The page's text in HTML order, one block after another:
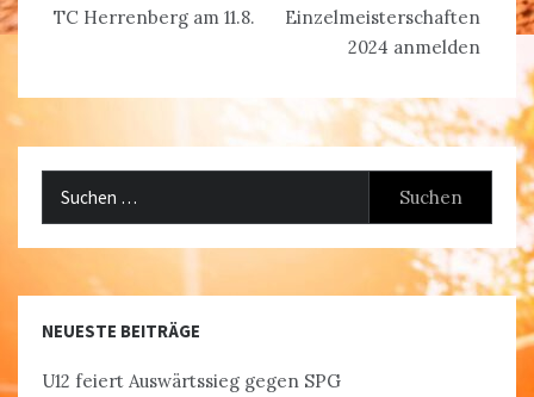
TC Herrenberg am 11.8.
Einzelmeisterschaften
2024 anmelden
NEUESTE BEITRÄGE
U12 feiert Auswärtssieg gegen SPG